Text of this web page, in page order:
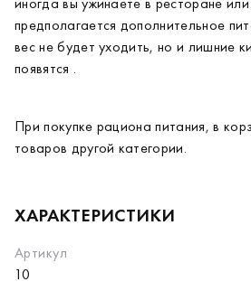
предполагается дополнительное
вес не будет уходить, но и лишние
появятся .
При покупке рациона питания, в
товаров другой категории.
ХАРАКТЕРИСТИКИ
Артикул
10